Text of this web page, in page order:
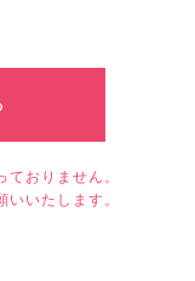
おりません。
いいたします。